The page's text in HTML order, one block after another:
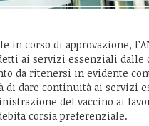
in corso di approvazione,
ai servizi essenziali dalle
da ritenersi in evidente
di dare continuità ai servizi
del vaccino ai
corsia preferenziale.